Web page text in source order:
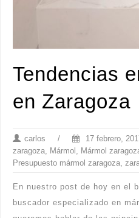
Tendencias
en Zaragoza
carlos / 17 febrero,
zaragoza, Mármol , Mármol
Presupuesto mármol zaragoza,
En nuestro post de hoy en el
buscador especializado en